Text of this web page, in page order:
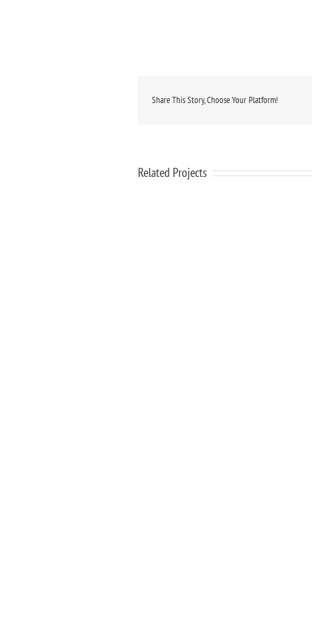
Share This Story, Choose Your Platform!
Related Projects